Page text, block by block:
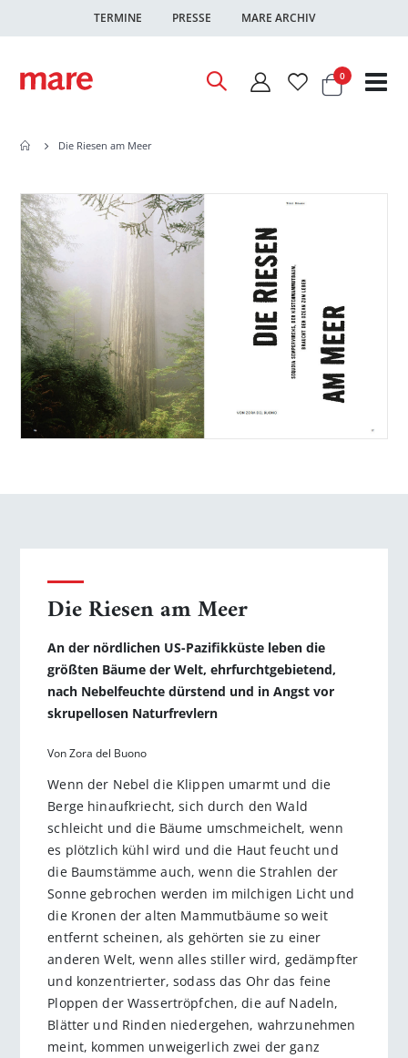
TERMINE PRESSE MARE ARCHIV
Warenkorb
0Artikel
Die Riesen am Meer
Zum
Ende
der
Bildgalerie
springen
Zum
Anfang
der
Bildgalerie
springen
Die Riesen am Meer
An der nördlichen US-Pazifikküste leben die
größten Bäume der Welt, ehrfurchtgebietend,
nach Nebelfeuchte dürstend und in Angst vor
skrupellosen Naturfrevlern
Von Zora del Buono
Wenn der Nebel die Klippen umarmt und die
Berge hinaufkriecht, sich durch den Wald
schleicht und die Bäume umschmeichelt, wenn
es plötzlich kühl wird und die Haut feucht und
die Baumstämme auch, wenn die Strahlen der
Sonne gebrochen werden im milchigen Licht und
die Kronen der alten Mammutbäume so weit
entfernt scheinen, als gehörten sie zu einer
anderen Welt, wenn alles stiller wird, gedämpfter
und konzentrierter, sodass das Ohr das feine
Ploppen der Wassertröpfchen, die auf Nadeln,
Blätter und Rinden niedergehen, wahrzunehmen
meint, kommen unweigerlich zwei der ganz